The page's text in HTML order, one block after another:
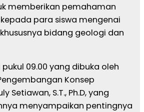
memberikan pemahaman
para siswa mengenai
bidang geologi dan
09.00 yang dibuka oleh
Konsep
Setiawan, S.T., Ph.D, yang
menyampaikan pentingnya